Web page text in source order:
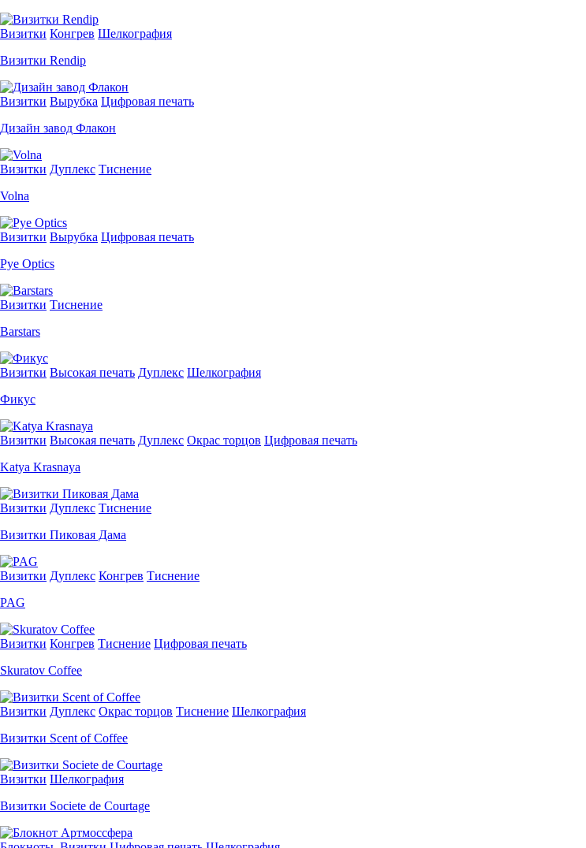
Визитки Конгрев Шелкография
Визитки Rendip
Визитки Вырубка Цифровая печать
Дизайн завод Флакон
Визитки Дуплекс Тиснение
Volna
Визитки Вырубка Цифровая печать
Pye Optics
Визитки Тиснение
Barstars
Визитки Высокая печать Дуплекс Шелкография
Фикус
Визитки Высокая печать Дуплекс Окрас торцов Цифровая печать
Katya Krasnaya
Визитки Дуплекс Тиснение
Визитки Пиковая Дама
Визитки Дуплекс Конгрев Тиснение
PAG
Визитки Конгрев Тиснение Цифровая печать
Skuratov Coffee
Визитки Дуплекс Окрас торцов Тиснение Шелкография
Визитки Scent of Coffee
Визитки Шелкография
Визитки Societe de Courtage